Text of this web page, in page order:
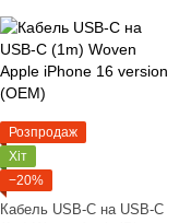
Розпродаж
Хіт
−20%
Кабель USB-C на USB-C